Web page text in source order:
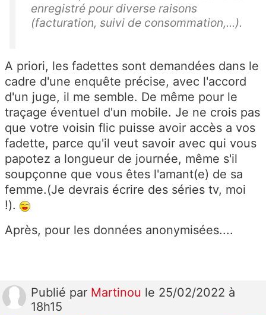
enregistré pour diverse raisons
(facturation, suivi de consommation,...).
A priori, les fadettes sont demandées dans le
cadre d'une enquête précise, avec l'accord
d'un juge, il me semble. De même pour le
traçage éventuel d'un mobile. Je ne crois pas
que votre voisin flic puisse avoir accès a vos
fadette, parce qu'il veut savoir avec qui vous
papotez a longueur de journée, même s'il
soupçonne que vous êtes l'amant(e) de sa
femme.(Je devrais écrire des séries tv, moi
!).
Après, pour les données anonymisées....
Publié par Martinou le 25/02/2022 à
18h15